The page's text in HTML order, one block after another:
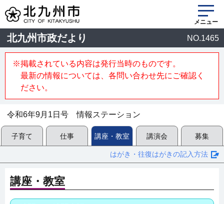
メニュー
北九州市政だより NO.1465
※掲載されている内容は発行当時のものです。
最新の情報については、各問い合わせ先にご確認く
ださい。
令和6年9月1日号 情報ステーション
子育て 仕事 講座・教室 講演会 募集
はがき・往復はがきの記入方法
講座・教室